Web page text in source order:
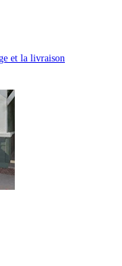
et la livraison